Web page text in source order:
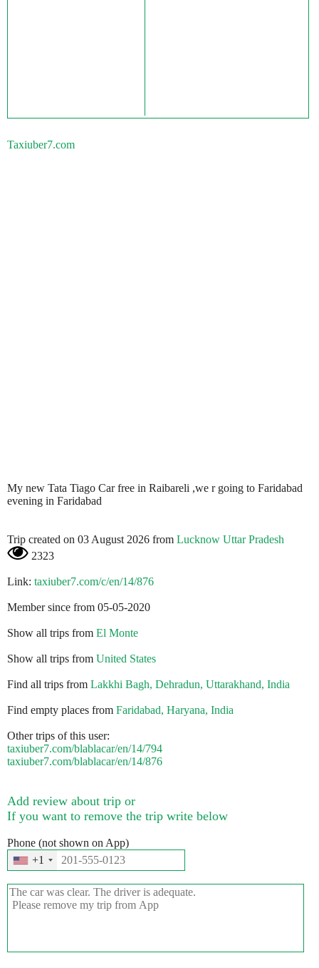
Taxiuber7.com
My new Tata Tiago Car free in Raibareli ,we r going to Faridabad
evening in Faridabad
Trip created on 03 August 2026 from Lucknow Uttar Pradesh
2323
Link: taxiuber7.com/c/en/14/876
Member since from 05-05-2020
Show all trips from El Monte
Show all trips from United States
Find all trips from Lakkhi Bagh, Dehradun, Uttarakhand, India
Find empty places from Faridabad, Haryana, India
Other trips of this user:
taxiuber7.com/blablacar/en/14/794
taxiuber7.com/blablacar/en/14/876
Add review about trip or
If you want to remove the trip write below
Phone (not shown on App)
+1